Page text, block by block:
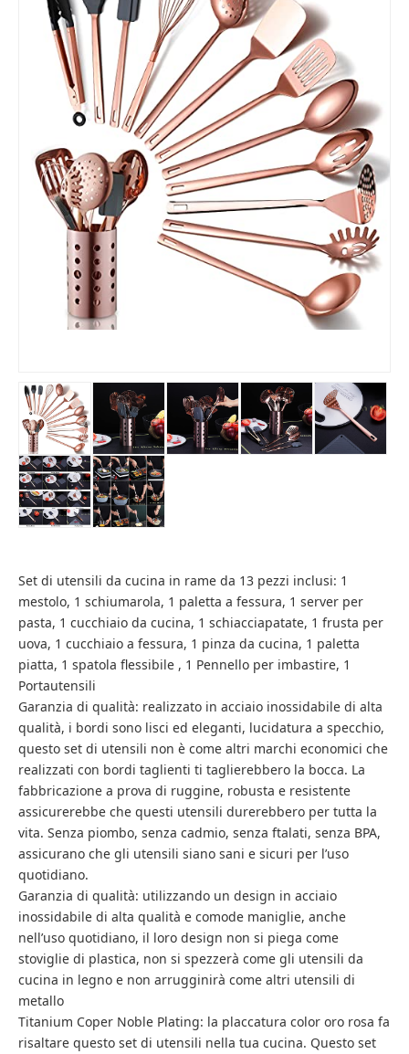
Set di utensili da cucina in rame da 13 pezzi inclusi: 1
mestolo, 1 schiumarola, 1 paletta a fessura, 1 server per
pasta, 1 cucchiaio da cucina, 1 schiacciapatate, 1 frusta per
uova, 1 cucchiaio a fessura, 1 pinza da cucina, 1 paletta
piatta, 1 spatola flessibile , 1 Pennello per imbastire, 1
Portautensili
Garanzia di qualità: realizzato in acciaio inossidabile di alta
qualità, i bordi sono lisci ed eleganti, lucidatura a specchio,
questo set di utensili non è come altri marchi economici che
realizzati con bordi taglienti ti taglierebbero la bocca. La
fabbricazione a prova di ruggine, robusta e resistente
assicurerebbe che questi utensili durerebbero per tutta la
vita. Senza piombo, senza cadmio, senza ftalati, senza BPA,
assicurano che gli utensili siano sani e sicuri per l’uso
quotidiano.
Garanzia di qualità: utilizzando un design in acciaio
inossidabile di alta qualità e comode maniglie, anche
nell’uso quotidiano, il loro design non si piega come
stoviglie di plastica, non si spezzerà come gli utensili da
cucina in legno e non arrugginirà come altri utensili di
metallo
Titanium Coper Noble Plating: la placcatura color oro rosa fa
risaltare questo set di utensili nella tua cucina. Questo set